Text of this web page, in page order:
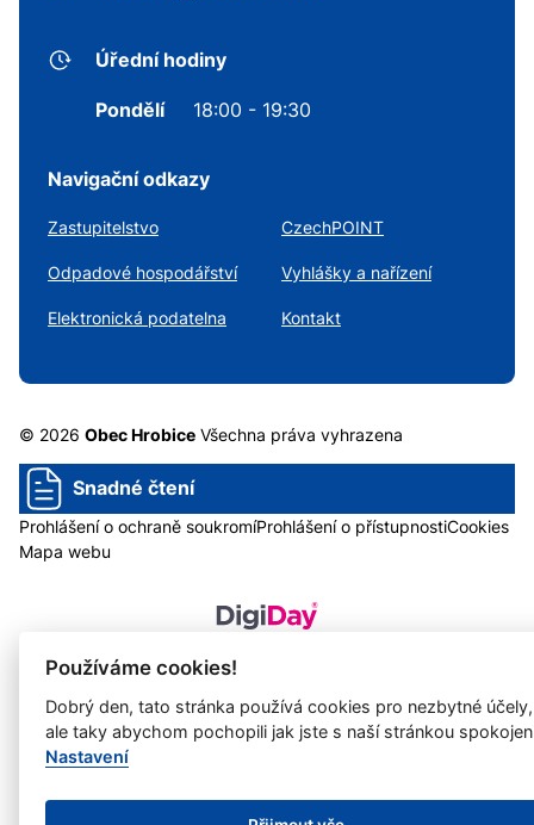
Úřední hodiny
Pondělí 18:00 - 19:30
Navigační odkazy
Zastupitelstvo CzechPOINT
Odpadové hospodářství Vyhlášky a nařízení
Elektronická podatelna Kontakt
© 2026 Obec Hrobice Všechna práva vyhrazena
Snadné čtení
Prohlášení o ochraně soukromíProhlášení o přístupnostiCookies
Mapa webu
Používáme cookies!
Dobrý den, tato stránka používá cookies pro nezbytné účely,
ale taky abychom pochopili jak jste s naší stránkou
Nastavení